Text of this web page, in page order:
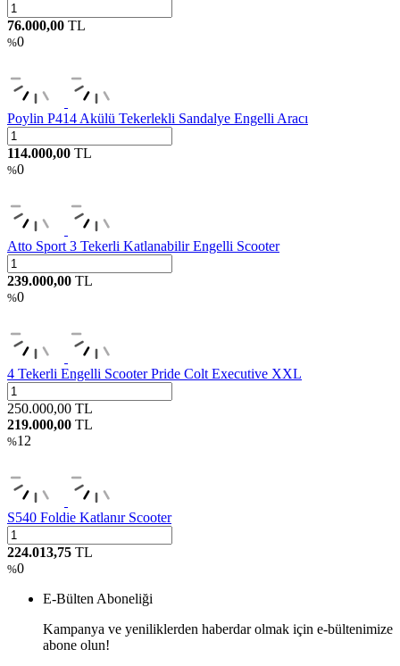
76.000,00 TL
%0
Poylin P414 Akülü Tekerlekli Sandalye Engelli Aracı
114.000,00 TL
%0
Atto Sport 3 Tekerli Katlanabilir Engelli Scooter
239.000,00 TL
%0
4 Tekerli Engelli Scooter Pride Colt Executive XXL
250.000,00 TL
219.000,00 TL
%12
S540 Foldie Katlanır Scooter
224.013,75 TL
%0
E-Bülten Aboneliği
Kampanya ve yeniliklerden haberdar olmak için e-bültenimize
abone olun!